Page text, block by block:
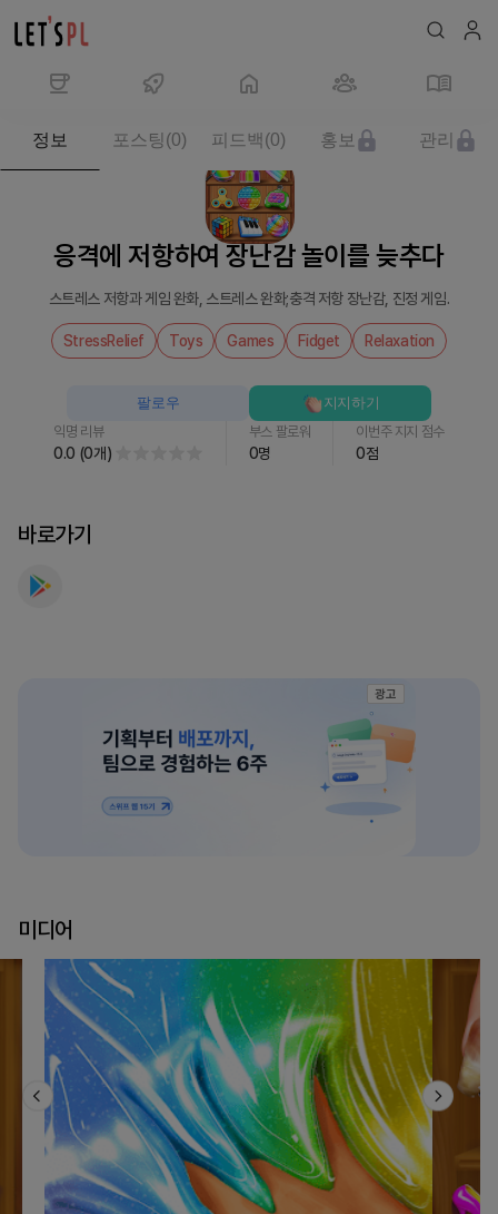
서
응격에 저항하여 장난감 놀이를 늦추다
스트레스 저항과 게임 완화, 스트레스 완화;충격 저항 장난감, 진정 게임.
StressRelief Toys Games Fidget Relaxation
익명 리뷰
0.0 (0개)
부스 팔로워
0명
이번주 지지 점수
0점
팔로우 지지하기
정보 포스팅(0) 피드백 (0) 홍보 관리
바로가기
광고
미디어